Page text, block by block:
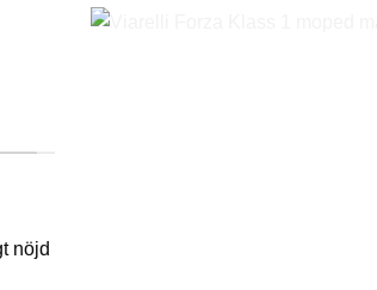
nöjd